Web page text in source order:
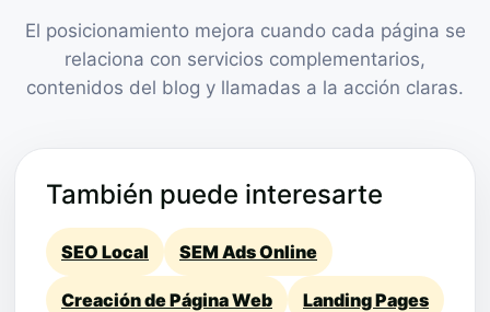
El posicionamiento mejora cuando cada página se
relaciona con servicios complementarios,
contenidos del blog y llamadas a la acción claras.
También puede interesarte
SEO Local SEM Ads Online
Creación de Página Web Landing Pages